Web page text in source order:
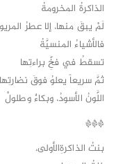
الذاكرةُ المخرومةُ
لَمْ يبقَ منها، إلا عطرُ
فالأشياءُ المنسيَّةُ
تسقطُ في فخِّ براءتِها
ثمَّ سريعاً يعلوُ فوقَ نضارتِها
اللَّونُ الأسودُ، وبكاءٌ وطلولْ
***
بنتُ الذاكرةِالأولى،